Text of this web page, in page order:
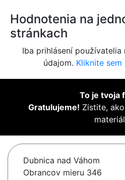
Hodnotenia na
stránkach
Iba prihlásení
údajom. Kliknite sem
To je tvoja
Gratulujeme! Zistite,
Dubnica nad Váhom
Obrancov mieru 346